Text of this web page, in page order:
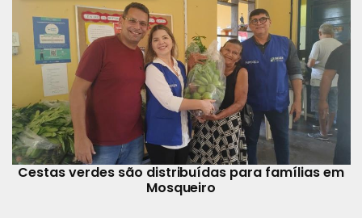
Cestas verdes são distribuídas para famílias em
Mosqueiro